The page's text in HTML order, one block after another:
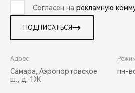
Согласен на рекламную
ПОДПИСАТЬСЯ
Адрес:
Самара, Аэропортовское
ш., д. 1Ж
пн-